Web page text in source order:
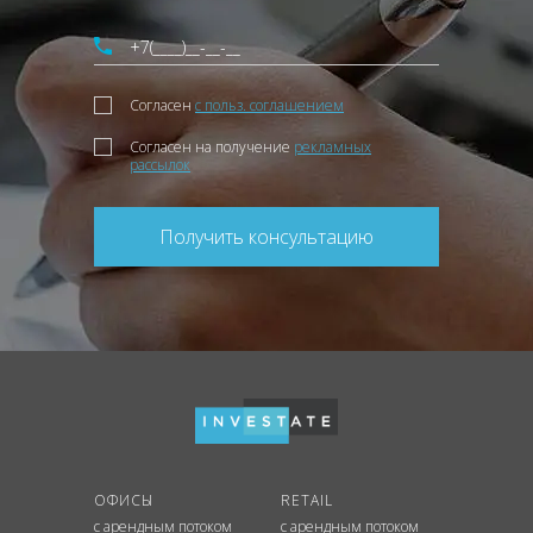
Согласен с польз. соглашением
Согласен на получение рекламных
рассылок
Получить консультацию
ОФИСЫ
с арендным потоком
RETAIL
с арендным потоком